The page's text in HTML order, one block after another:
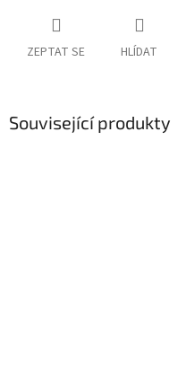
ZEPTAT SE HLÍDAT
Související produkty